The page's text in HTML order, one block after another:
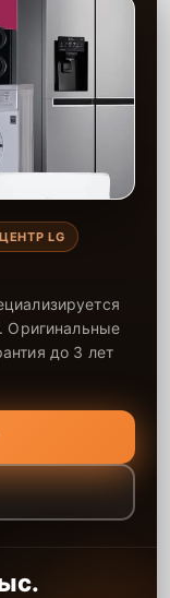
и используемые
нашу уверенность в
выполняют ремонт
работы вашей
лучшее
и надежным.
LG
Оригинальные
до 3 лет